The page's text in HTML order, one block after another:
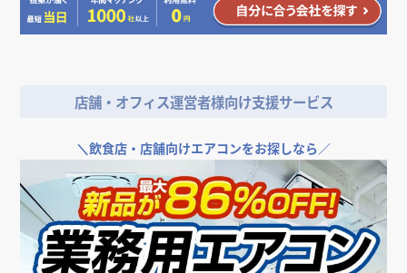
店舗・オフィス運営者様向け支援サービス
＼飲食店・店舗向けエアコンをお探しなら／